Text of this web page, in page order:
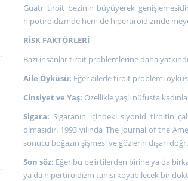
Guatr tiroit bezinin büyüyerek
hipotiroidizmde hem de hipertiroidizmde
RİSK FAKTÖRLERİ
Bazı insanlar tiroit problemlerine daha
Aile Öyküsü: Eğer ailede tiroit problemi
Cinsiyet ve Yaş: Özellikle yaşlı nüfusta
Sigara: Sigaranın içindeki siyonid tiroitin
olmasıdır. 1993 yılında The Journal of the
sonucu boğazın şişmesi ve gözlerin dışarı
Son söz: Eğer bu belirtilerden birine ya da
ya da hipertiroidizm tanısı koyabilecek bir